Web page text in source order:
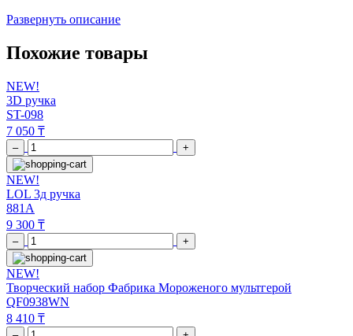
Развернуть описание
Похожие товары
NEW!
3D ручка
ST-098
7 050 ₸
– +
NEW!
LOL 3д ручка
881A
9 300 ₸
– +
NEW!
Творческий набор Фабрика Мороженого мультгерой
QF0938WN
8 410 ₸